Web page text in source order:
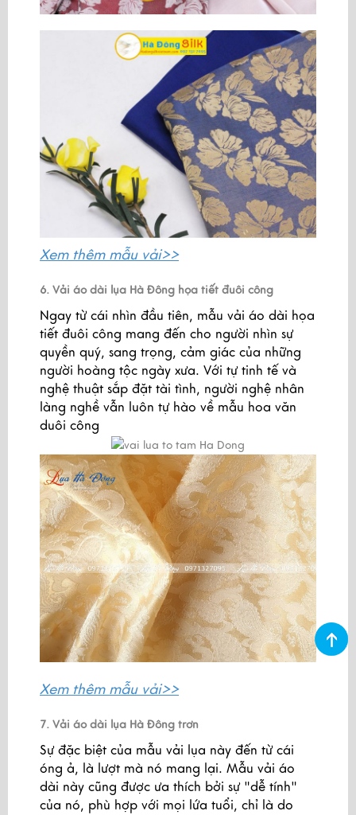
Xem thêmmẫu vải>>
6. Vải áo dài lụa Hà Đông họa tiết đuôi công
Ngay từ cái nhìn đầu tiên, mẫu vải áo dài họa
tiết đuôi công mang đến cho người nhìn sự
quyền quý, sang trọng, cảm giác của những
người hoàng tộc ngày xưa. Với tự tinh tế và
nghệ thuật sắp đặt tài tình, người nghệ nhân
làng nghề vẫn luôn tự hào về mẫu hoa văn
duôi công
Xem thêmmẫu vải>>
7. Vải áo dài lụa Hà Đông trơn
Sự đặc biệt của mẫu vải lụa này đến từ cái
óng ả, là lượt mà nó mang lại. Mẫu vải áo
dài này cũng được ưa thích bởi sự "dễ tính"
của nó, phù hợp với mọi lứa tuổi, chỉ là do